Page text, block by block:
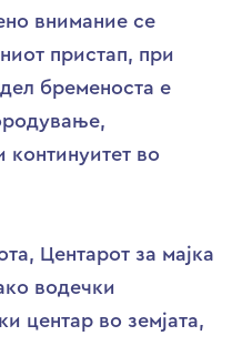
внимание се
пристап, при
бременоста е
во
Центарот за мајка
водечки
центар во земјата,